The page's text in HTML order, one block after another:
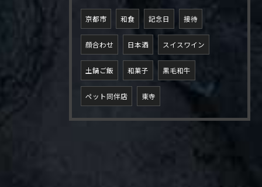
京都市 和食 記念日 接待
顔合わせ 日本酒 スイスワイン
土鍋ご飯 和菓子 黒毛和牛
ペット同伴店 東寺